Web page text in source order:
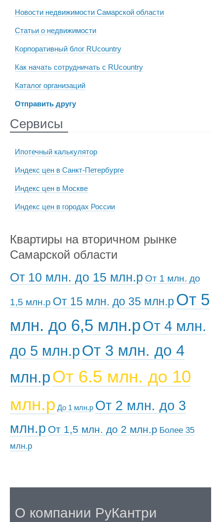
Новости недвижимости Самарской области
Статьи о недвижимости
Корпоративный блог RUcountry
Как начать сотрудничать с RUcountry
Каталог организаций
Отправить другу
Сервисы
Ипотечный калькулятор
Индекс цен в Санкт-Петербурге
Индекс цен в Москве
Индекс цен в городах России
Квартиры на вторичном рынке
Самарской области
От 10 млн. до 15 млн.р От 1 млн. до
1,5 млн.р От 15 млн. до 35 млн.р От 5
млн. до 6,5 млн.рОт 4 млн.
до 5 млн.рОт 3 млн. до 4
млн.рОт 6.5 млн. до 10
млн.р До 1 млн.р От 2 млн. до 3
млн.р От 1,5 млн. до 2 млн.р Более 35
млн.р
О компании РуКантри